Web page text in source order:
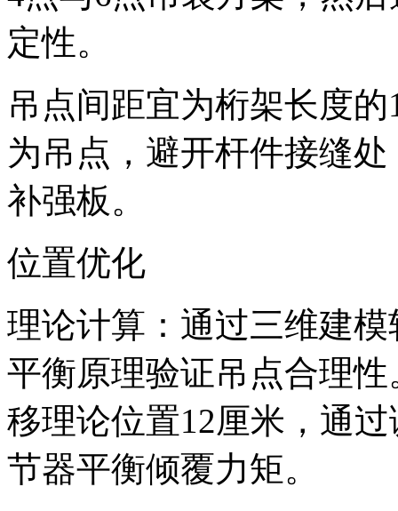
定性。
吊点间距宜为桁架长度
为吊点，避开杆件接缝
补强板。
位置优化
理论计算：通过三维建
平衡原理验证吊点合理
移理论位置12厘米，通
节器平衡倾覆力矩。